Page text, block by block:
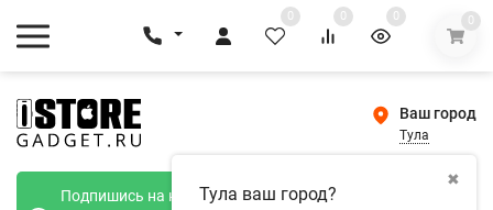
0 0 0 0
Ваш город
Тула
✖
Тула ваш город?
Подпишись на наш телеграмм канал и получи